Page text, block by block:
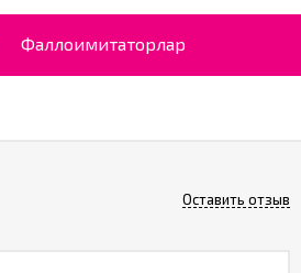
Фаллоимитаторлар
Оставить отзыв